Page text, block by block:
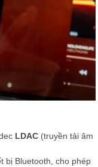
LDAC (truyền tải âm
bị Bluetooth, cho phép